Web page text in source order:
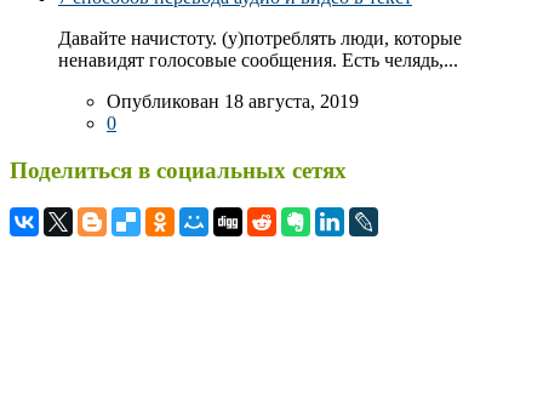
Давайте начистоту. (у)потреблять люди, которые
ненавидят голосовые сообщения. Есть челядь,...
Опубликован 18 августа, 2019
0
Поделиться в социальных сетях